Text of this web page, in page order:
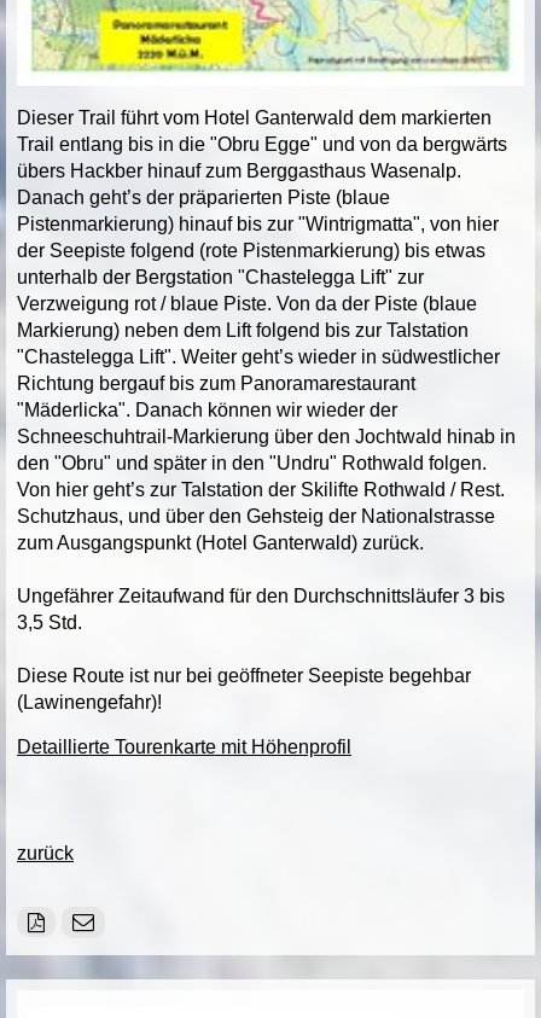
Dieser Trail führt vom Hotel Ganterwald dem markierten
Trail entlang bis in die "Obru Egge" und von da bergwärts
übers Hackber hinauf zum Berggasthaus Wasenalp.
Danach geht’s der präparierten Piste (blaue
Pistenmarkierung) hinauf bis zur "Wintrigmatta", von hier
der Seepiste folgend (rote Pistenmarkierung) bis etwas
unterhalb der Bergstation "Chastelegga Lift" zur
Verzweigung rot / blaue Piste. Von da der Piste (blaue
Markierung) neben dem Lift folgend bis zur Talstation
"Chastelegga Lift". Weiter geht’s wieder in südwestlicher
Richtung bergauf bis zum Panoramarestaurant
"Mäderlicka". Danach können wir wieder der
Schneeschuhtrail-Markierung über den Jochtwald hinab in
den "Obru" und später in den "Undru" Rothwald folgen.
Von hier geht’s zur Talstation der Skilifte Rothwald / Rest.
Schutzhaus, und über den Gehsteig der Nationalstrasse
zum Ausgangspunkt (Hotel Ganterwald) zurück.
Ungefährer Zeitaufwand für den Durchschnittsläufer 3 bis
3,5 Std.
Diese Route ist nur bei geöffneter Seepiste begehbar
(Lawinengefahr)!
Detaillierte Tourenkarte mit Höhenprofil
zurück